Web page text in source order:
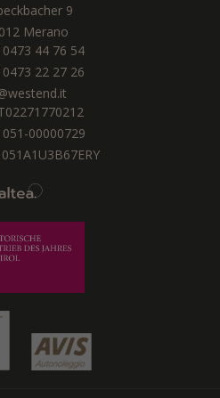
9
Merano
0473 44 76 54
0473 22 27 26
00000729